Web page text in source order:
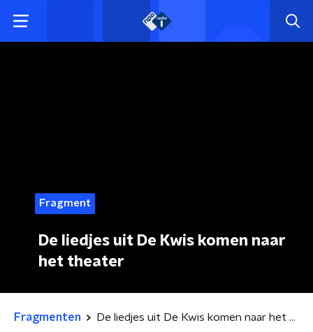
Fragment
De liedjes uit De Kwis komen naar
het theater
Fragmenten De liedjes uit De Kwis komen naar het theater